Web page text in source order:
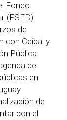
Fondo
(FSED).
de
con Ceibal y
Pública
de
en
de
con el